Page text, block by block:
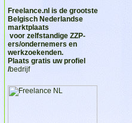
Freelance.nl is de grootste
Belgisch Nederlandse
marktplaats
voor zelfstandige ZZP-
ers/ondernemers en
werkzoekenden.
Plaats gratis uw profiel
/bedrijf